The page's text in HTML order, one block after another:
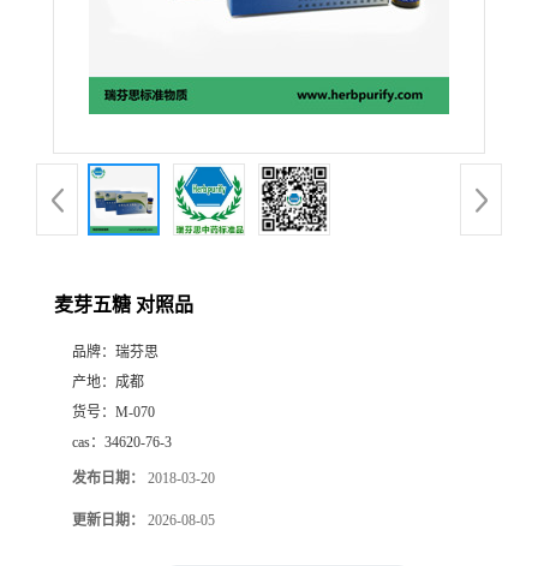
产
麦芽五糖 对照品
品牌： 瑞芬思
产地： 成都
货号： M-070
cas： 34620-76-3
发布日期： 2018-03-20
更新日期： 2026-08-05